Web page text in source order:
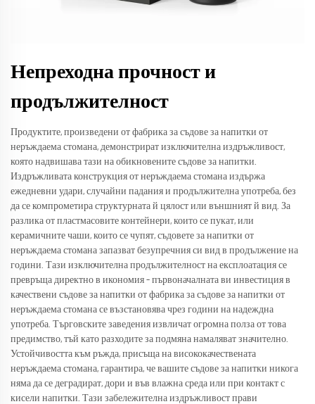
Непреходна прочност и
продължителност
Продуктите, произведени от фабрика за съдове за напитки от
неръждаема стомана, демонстрират изключителна издръжливост,
която надвишава тази на обикновените съдове за напитки.
Издръжливата конструкция от неръждаема стомана издържа
ежедневни удари, случайни падания и продължителна употреба, без
да се компрометира структурната й цялост или външният й вид. За
разлика от пластмасовите контейнери, които се пукат, или
керамичните чаши, които се чупят, съдовете за напитки от
неръждаема стомана запазват безупречния си вид в продължение на
години. Тази изключителна продължителност на експлоатация се
превръща директно в икономия – първоначалната ви инвестиция в
качествени съдове за напитки от фабрика за съдове за напитки от
неръждаема стомана се възстановява чрез години на надеждна
употреба. Търговските заведения извличат огромна полза от това
предимство, тъй като разходите за подмяна намаляват значително.
Устойчивостта към ръжда, присъща на висококачествената
неръждаема стомана, гарантира, че вашите съдове за напитки никога
няма да се деградират, дори и във влажна среда или при контакт с
кисели напитки. Тази забележителна издръжливост прави